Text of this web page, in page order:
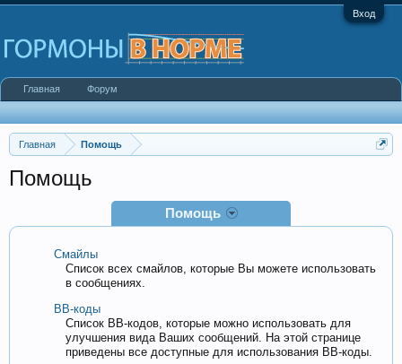
Вход
Главная Помощь
Помощь
Помощь
Смайлы
Список всех смайлов, которые Вы можете использовать
в сообщениях.
BB-коды
Список BB-кодов, которые можно использовать для
улучшения вида Ваших сообщений. На этой странице
приведены все доступные для использования BB-коды.
Главная Форум